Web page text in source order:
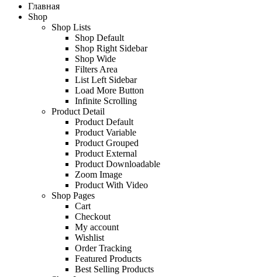
Главная
Shop
Shop Lists
Shop Default
Shop Right Sidebar
Shop Wide
Filters Area
List Left Sidebar
Load More Button
Infinite Scrolling
Product Detail
Product Default
Product Variable
Product Grouped
Product External
Product Downloadable
Zoom Image
Product With Video
Shop Pages
Cart
Checkout
My account
Wishlist
Order Tracking
Featured Products
Best Selling Products